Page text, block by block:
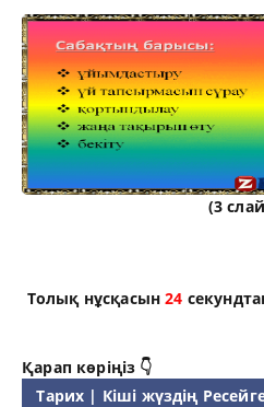
(3
Толық нұсқасын23
Қарап көріңіз 👇
Тарих | Кіші жүздің